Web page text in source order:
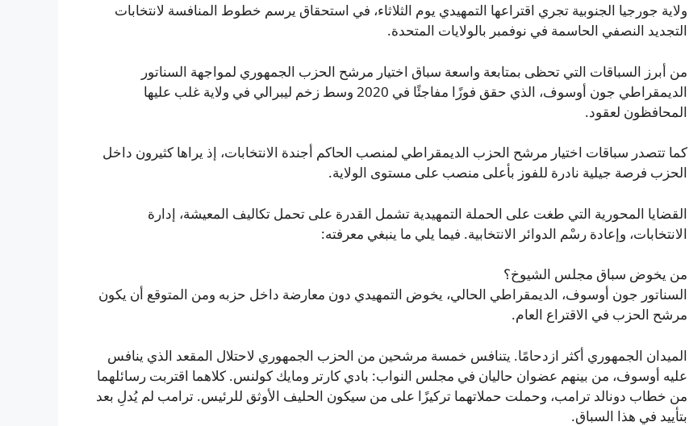
ولاية جورجيا الجنوبية تجري اقتراعها التمهيدي يوم الثلاثاء، في استحقاق يرسم خطوط المنافسة لانتخابات
التجديد النصفي الحاسمة في نوفمبر بالولايات المتحدة.
من أبرز السباقات التي تحظى بمتابعة واسعة سباق اختيار مرشح الحزب الجمهوري لمواجهة السناتور
الديمقراطي جون أوسوف، الذي حقق فوزًا مفاجئًا في 2020 وسط زخم ليبرالي في ولاية غلب عليها
المحافظون لعقود.
كما تتصدر سباقات اختيار مرشح الحزب الديمقراطي لمنصب الحاكم أجندة الانتخابات، إذ يراها كثيرون داخل
الحزب فرصة جيلية نادرة للفوز بأعلى منصب على مستوى الولاية.
القضايا المحورية التي طغت على الحملة التمهيدية تشمل القدرة على تحمل تكاليف المعيشة، إدارة
الانتخابات، وإعادة رسْم الدوائر الانتخابية. فيما يلي ما ينبغي معرفته:
من يخوض سباق مجلس الشيوخ؟
السناتور جون أوسوف، الديمقراطي الحالي، يخوض التمهيدي دون معارضة داخل حزبه ومن المتوقع أن يكون
مرشح الحزب في الاقتراع العام.
الميدان الجمهوري أكثر ازدحامًا. يتنافس خمسة مرشحين من الحزب الجمهوري لاحتلال المقعد الذي ينافس
عليه أوسوف، من بينهم عضوان حاليان في مجلس النواب: بادي كارتر ومايك كولنس. كلاهما اقتربت رسائلهما
من خطاب دونالد ترامب، وحملت حملاتهما تركيزًا على من سيكون الحليف الأوثق للرئيس. ترامب لم يُدلِ بعد
بتأييد في هذا السباق.